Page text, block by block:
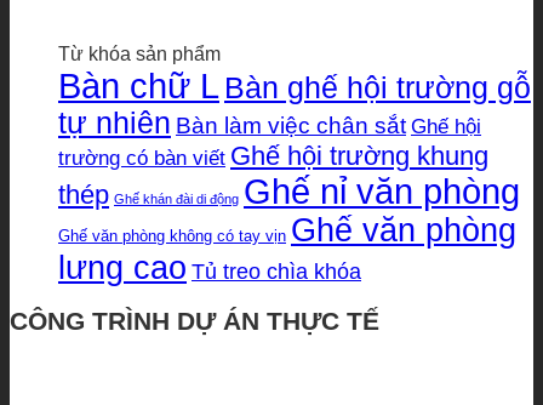
Từ khóa sản phẩm
Bàn chữ L Bàn ghế hội trường gỗ
tự nhiên Bàn làm việc chân sắt Ghế hội
trường có bàn viết Ghế hội trường khung
thép Ghế khán đài di động Ghế nỉ văn phòng
Ghế văn phòng không có tay vịn Ghế văn phòng
lưng cao Tủ treo chìa khóa
CÔNG TRÌNH DỰ ÁN THỰC TẾ